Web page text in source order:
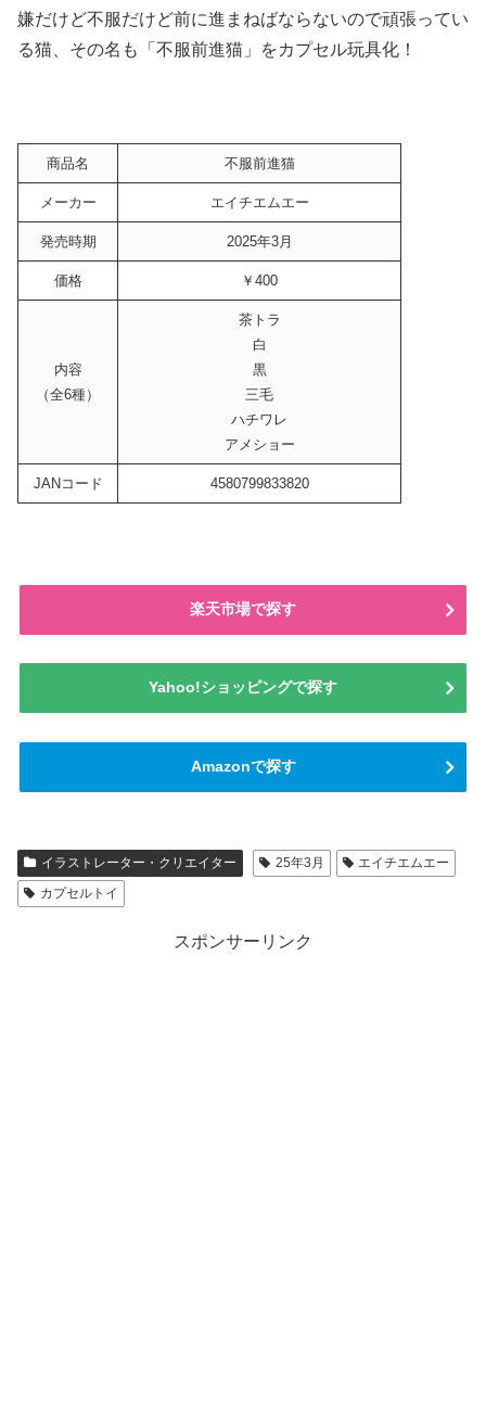
嫌だけど不服だけど前に進まねばならないので頑張ってい
る猫、その名も「不服前進猫」をカプセル玩具化！
商品名 不服前進猫
メーカー エイチエムエー
発売時期 2025年3月
価格 ￥400
内容
（全6種）
茶トラ
白
黒
三毛
ハチワレ
アメショー
JANコード 4580799833820
楽天市場で探す
Yahoo!ショッピングで探す
Amazonで探す
イラストレーター・クリエイター 25年3月
エイチエムエー
カプセルトイ
スポンサーリンク